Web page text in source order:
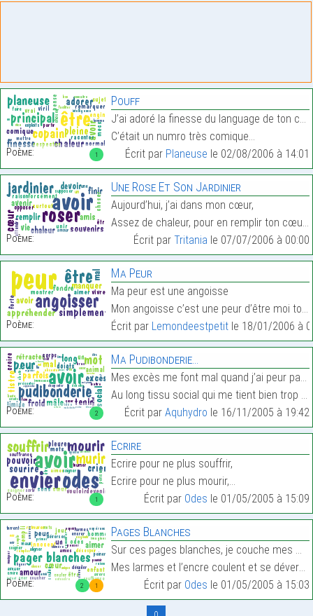
1
Poème:
Pouff
J’ai adoré la finesse du language de ton copain en
C’était un numro très comique…
Écrit par Planeuse le 02/08/2006 à 14:01
Poème:
Une Rose Et Son Jardinier
Aujourd’hui, j’ai dans mon cœur,
Assez de chaleur, pour en remplir ton cœur.…
Écrit par Tritania le 07/07/2006 à 00:00
Poème:
Ma Peur
Ma peur est une angoisse
Mon angoisse c’est une peur d’être moi tout simple…
Écrit par Lemondeestpetitle 18/01/2006 à
2
Poème:
Ma Pudibonderie…
Mes excès me font mal quand j’ai peur parfois,
Au long tissu social qui me tient bien trop froid,…
Écrit par Aquhydro le 16/11/2005 à 19:42
1
Poème:
Ecrire
Ecrire pour ne plus souffrir,
Ecrire pour ne plus mourir,…
Écrit par Odes le 01/05/2005 à 15:09
2 1
Poème:
Pages Blanches
Sur ces pages blanches, je couche mes maux,
Mes larmes et l’encre coulent et se déversent.…
Écrit par Odes le 01/05/2005 à 15:03